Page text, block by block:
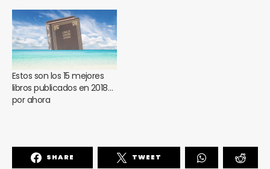
Estos son los 15 mejores
libros publicados en 2018…
por ahora
SHARE TWEET